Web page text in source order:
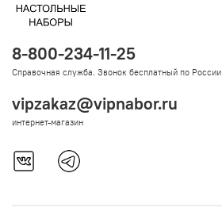
8-800-234-11-25
Справочная служба. Звонок бесплатный по России
vipzakaz@vipnabor.ru
интернет-магазин